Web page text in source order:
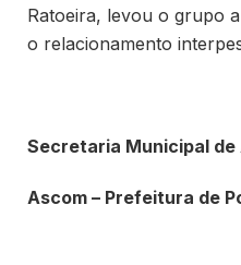
Ratoeira, levou o grupo
o relacionamento
Secretaria Municipal
Ascom – Prefeitura de